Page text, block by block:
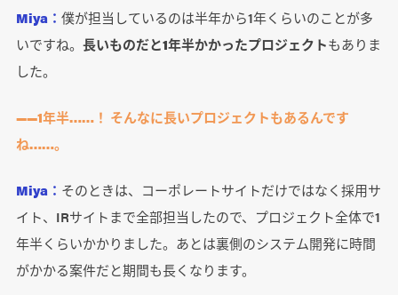
Miya： 僕が担当しているのは半年から1年くらいのことが多
いですね。 長いものだと1年半かかったプロジェクトもありま
した。
――1年半……！ そんなに長いプロジェクトもあるんです
ね……。
Miya： そのときは、コーポレートサイトだけではなく採用サ
イト、IRサイトまで全部担当したので、プロジェクト全体で1
年半くらいかかりました。あとは裏側のシステム開発に時間
がかかる案件だと期間も長くなります。